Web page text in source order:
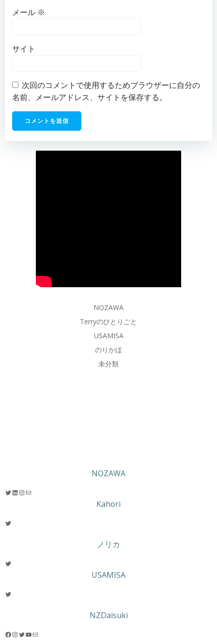
メール ※
サイト
次回のコメントで使用するためブラウザーに自分の
名前、メールアドレス、サイトを保存する。
NOZAWA
Terryのひとりごと
USAMISA
のりかほ
未分類
NOZAWA
Twitter LinkedIn Instagramメール
Kahori
Twitter
ノリカ
Twitter
USAMISA
Twitter
NZDaisuki
Facebook InstagramTwitter YouTube メール